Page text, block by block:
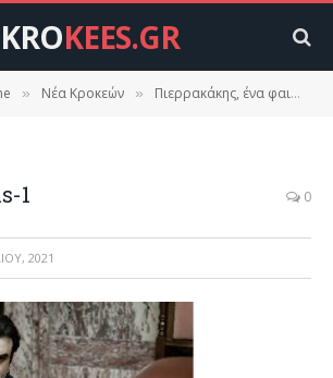
KROKEES.GR
» Νέα Κροκεών » Πιερρακάκης, ένα φαινόμενο που ζηλεύουν όλα τα κόμματα.
1 0
2021